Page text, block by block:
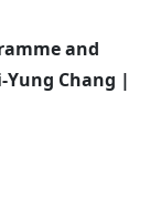
and
Yung Chang |